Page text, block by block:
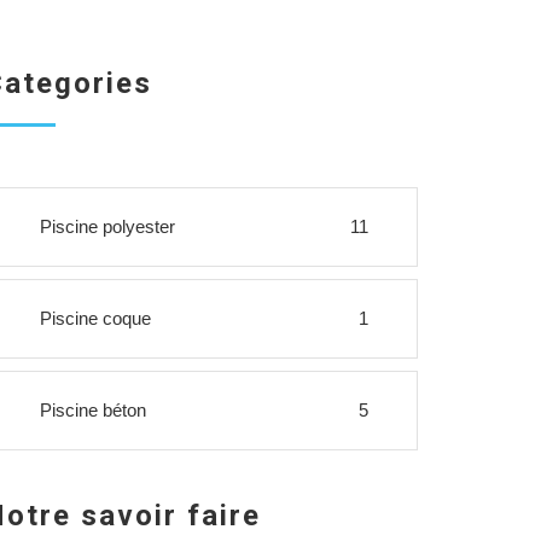
Piscine polyester 11
Piscine coque 1
Piscine béton 5
savoir faire